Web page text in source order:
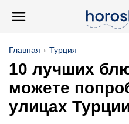
Главная Турция
10 лучших
можете
улицах